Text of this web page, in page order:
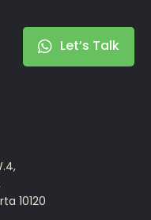
Let’s Talk
10120